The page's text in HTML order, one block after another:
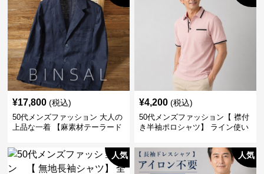
¥17,800 (税込)
50代メンズファッション 大人の
上品な一着 【麻素材テーラード
¥4,200 (税込)
50代メンズファッション【 襟付
き半袖ポロシャツ】 ライン使い
人気 人気